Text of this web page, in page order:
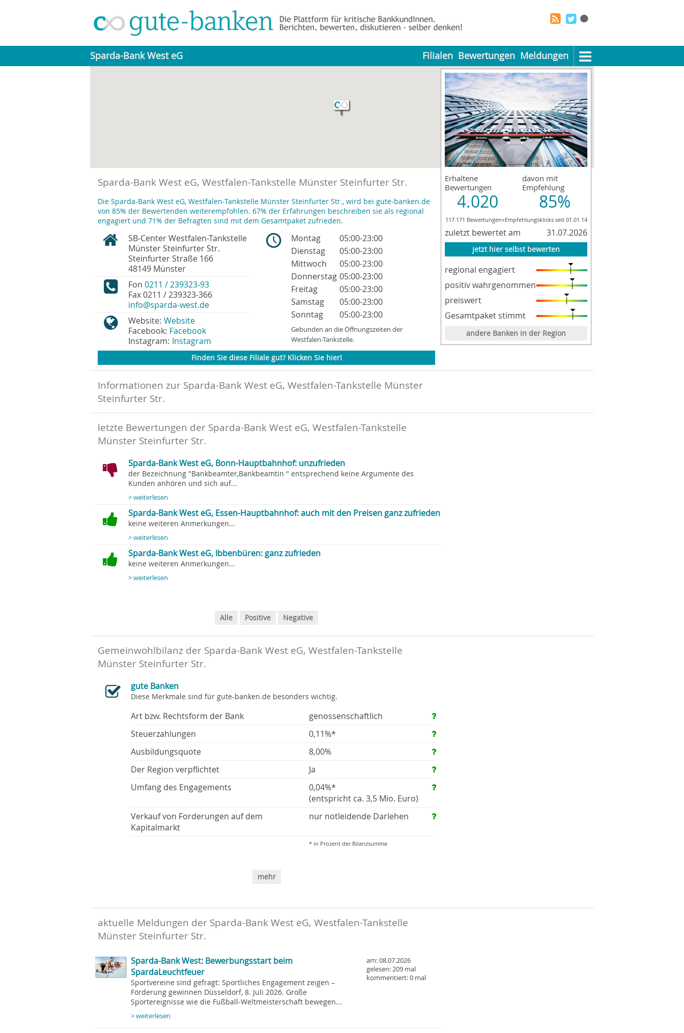
Sparda-Bank West eG Filialen Bewertungen Meldungen
Erhaltene
Bewertungen
4.020
davon mit
Empfehlung
85%
117.171 Bewertungen+Empfehlungsklicks seit 01.01.14
zuletzt bewertet am 31.07.2026
jetzt hier selbst bewerten
regional engagiert
positiv wahrgenommen
preiswert
Gesamtpaket stimmt
andere Banken in der Region
Sparda-Bank West eG, Westfalen-Tankstelle Münster Steinfurter Str.
Die Sparda-Bank West eG, Westfalen-Tankstelle Münster Steinfurter Str., wird bei gute-banken.de
von 85% der Bewertenden weiterempfohlen. 67% der Erfahrungen beschreiben sie als regional
engagiert und 71% der Befragten sind mit dem Gesamtpaket zufrieden.
SB-Center Westfalen-Tankstelle
Münster Steinfurter Str.
Steinfurter Straße 166
48149 Münster
Fon 0211 / 239323-93
Fax0211 / 239323-366
info@sparda-west.de
Website: Website
Facebook: Facebook
Instagram: Instagram
Montag
05:00-23:00
Dienstag
05:00-23:00
Mittwoch
05:00-23:00
Donnerstag 05:00-23:00
Freitag
05:00-23:00
Samstag
05:00-23:00
Sonntag
05:00-23:00
Gebunden an die Öffnungszeiten der
Westfalen-Tankstelle.
Finden Sie diese Filiale gut? Klicken Sie hier!
Informationen zur Sparda-Bank West eG, Westfalen-Tankstelle Münster
Steinfurter Str.
letzte Bewertungen der Sparda-Bank West eG, Westfalen-Tankstelle
Münster Steinfurter Str.
Sparda-Bank West eG, Bonn-Hauptbahnhof: unzufrieden
der Bezeichnung "Bankbeamter,Bankbeamtin " entsprechend keine Argumente des
Kunden anhören und sich auf...
> weiterlesen
Sparda-Bank West eG, Essen-Hauptbahnhof: auch mit den Preisen ganz zufrieden
keine weiteren Anmerkungen...
> weiterlesen
Sparda-Bank West eG, Ibbenbüren: ganz zufrieden
keine weiteren Anmerkungen...
> weiterlesen
Alle Positive Negative
Gemeinwohlbilanz der Sparda-Bank West eG, Westfalen-Tankstelle
Münster Steinfurter Str.
gute Banken
Diese Merkmale sind für gute-banken.de besonders wichtig.
Art bzw. Rechtsform der Bank
genossenschaftlich
Steuerzahlungen
0,11%*
Ausbildungsquote
8,00%
Der Region verpflichtet
Ja
Umfang des Engagements
0,04%*
(entspricht ca. 3,5 Mio. Euro)
Verkauf von Forderungen auf dem
Kapitalmarkt
nur notleidende Darlehen
* in Prozent der Bilanzsumme
mehr
aktuelle Meldungen der Sparda-Bank West eG, Westfalen-Tankstelle
Münster Steinfurter Str.
am: 08.07.2026
gelesen: 209 mal
kommentiert: 0 mal
Sparda-Bank West: Bewerbungsstart beim
SpardaLeuchtfeuer
Sportvereine sind gefragt: Sportliches Engagement zeigen –
Förderung gewinnen Düsseldorf, 8. Juli 2026. Große
Sportereignisse wie die Fußball-Weltmeisterschaft bewegen...
> weiterlesen